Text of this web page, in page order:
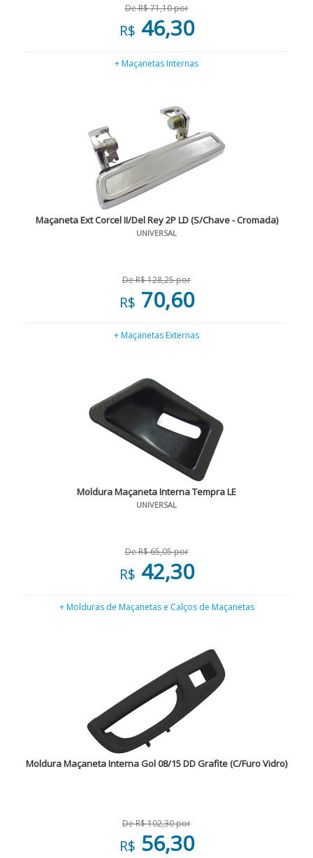
De R$ 71,10 por
R$ 46,30
+ Maçanetas Internas
Maçaneta Ext Corcel II/Del Rey 2P LD (S/Chave - Cromada)
UNIVERSAL
De R$ 128,25 por
R$ 70,60
+ Maçanetas Externas
Moldura Maçaneta Interna Tempra LE
UNIVERSAL
De R$ 65,05 por
R$ 42,30
+ Molduras de Maçanetas e Calços de Maçanetas
Moldura Maçaneta Interna Gol 08/15 DD Grafite (C/Furo Vidro)
De R$ 102,30 por
R$ 56,30